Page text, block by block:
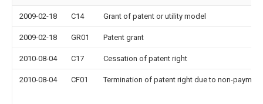
2009-02-18 C14 Grant of patent or utility model
2009-02-18 GR01 Patent grant
2010-08-04 C17 Cessation of patent right
2010-08-04 CF01 Termination of patent right due to non-